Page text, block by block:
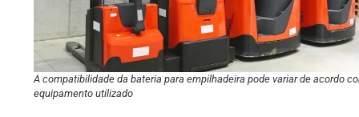
A compatibilidade da bateria para empilhadeira pode variar de acordo
equipamento utilizado